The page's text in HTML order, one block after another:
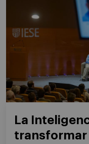
La
transformar